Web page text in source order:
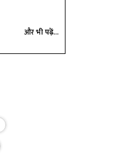
और भी पढ़ें...